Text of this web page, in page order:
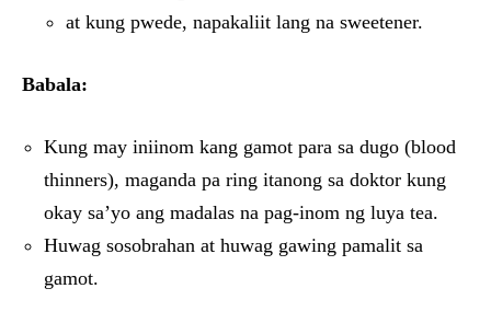
at kung pwede, napakaliit lang na sweetener.
Babala:
Kung may iniinom kang gamot para sa dugo (blood
thinners), maganda pa ring itanong sa doktor kung
okay sa’yo ang madalas na pag-inom ng luya tea.
Huwag sosobrahan at huwag gawing pamalit sa
gamot.